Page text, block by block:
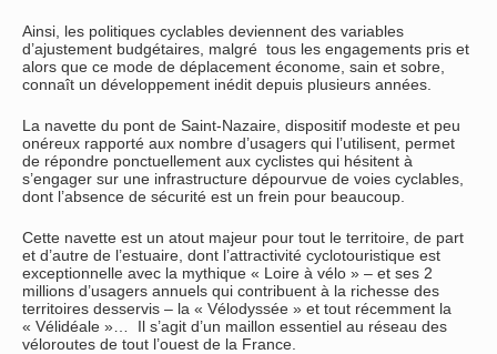
Ainsi, les politiques cyclables deviennent des variables
d’ajustement budgétaires, malgré tous les engagements pris et
alors que ce mode de déplacement économe, sain et sobre,
connaît un développement inédit depuis plusieurs années.
La navette du pont de Saint-Nazaire, dispositif modeste et peu
onéreux rapporté aux nombre d’usagers qui l’utilisent, permet
de répondre ponctuellement aux cyclistes qui hésitent à
s’engager sur une infrastructure dépourvue de voies cyclables,
dont l’absence de sécurité est un frein pour beaucoup.
Cette navette est un atout majeur pour tout le territoire, de part
et d’autre de l’estuaire, dont l’attractivité cyclotouristique est
exceptionnelle avec la mythique « Loire à vélo » – et ses 2
millions d’usagers annuels qui contribuent à la richesse des
territoires desservis – la « Vélodyssée » et tout récemment la
« Vélidéale »… Il s’agit d’un maillon essentiel au réseau des
véloroutes de tout l’ouest de la France.